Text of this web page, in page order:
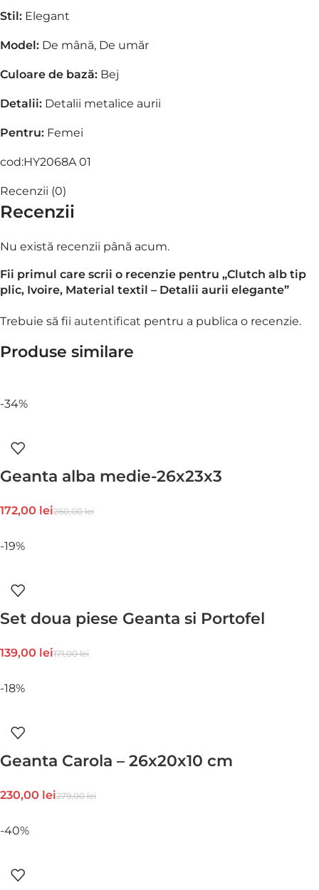
Stil: Elegant
Model: De mână, De umăr
Culoare de bază: Bej
Detalii: Detalii metalice aurii
Pentru: Femei
cod:HY2068A 01
Recenzii (0)
Recenzii
Nu există recenzii până acum.
Fii primul care scrii o recenzie pentru „Clutch alb tip
plic, Ivoire, Material textil – Detalii aurii elegante”
Trebuie să fii autentificat pentru a publica o recenzie.
Produse similare
-34%
Geanta alba medie-26x23x3
260,00lei
172,00 lei
-19%
Set doua piese Geanta si Portofel
171,00lei
139,00 lei
-18%
Geanta Carola – 26x20x10 cm
279,00lei
230,00 lei
-40%